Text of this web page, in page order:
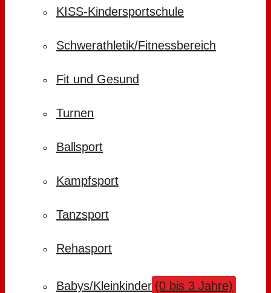
KISS-Kindersportschule
Schwerathletik/Fitnessbereich
Fit und Gesund
Turnen
Ballsport
Kampfsport
Tanzsport
Rehasport
Babys/Kleinkinder (0 bis 3 Jahre)